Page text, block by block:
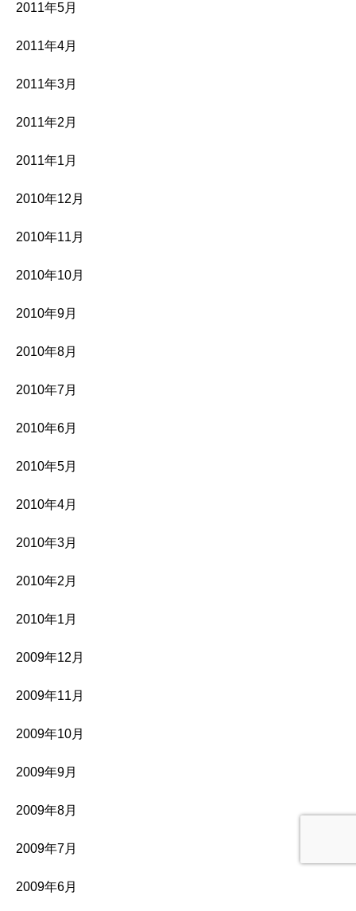
2011年5月
2011年4月
2011年3月
2011年2月
2011年1月
2010年12月
2010年11月
2010年10月
2010年9月
2010年8月
2010年7月
2010年6月
2010年5月
2010年4月
2010年3月
2010年2月
2010年1月
2009年12月
2009年11月
2009年10月
2009年9月
2009年8月
2009年7月
2009年6月